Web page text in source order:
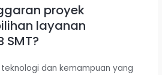
proyek
layanan
SMT?
dan kemampuan yang